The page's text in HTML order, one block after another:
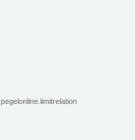
pegelonline.limitrelation